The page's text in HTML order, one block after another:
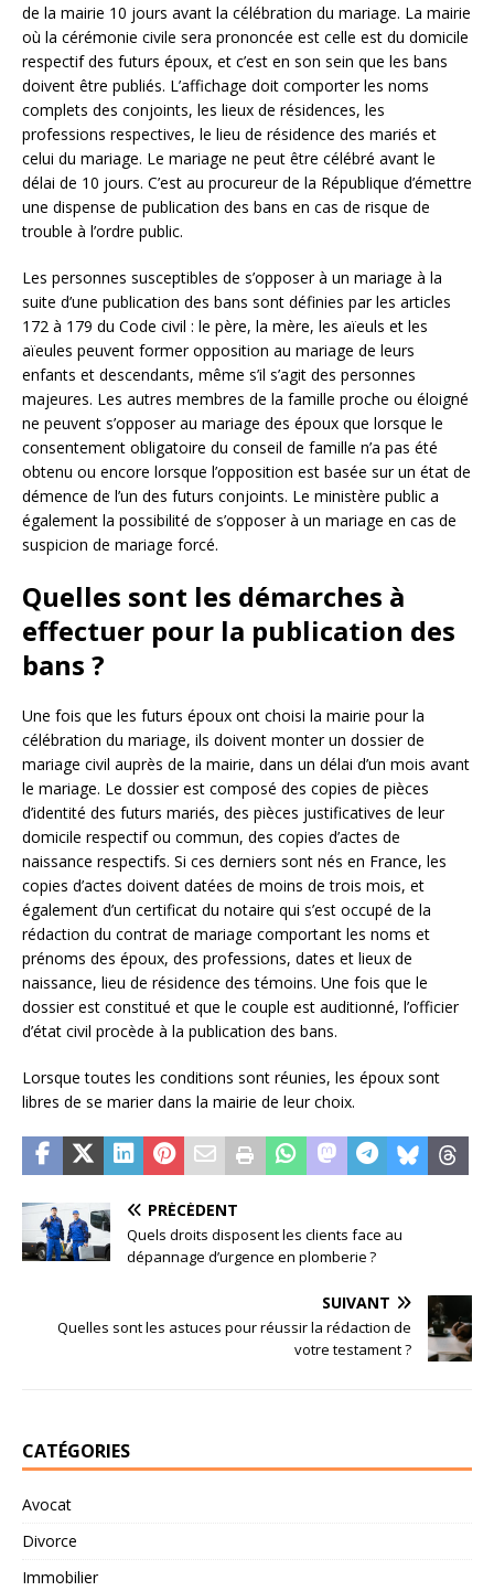
de la mairie 10 jours avant la célébration du mariage. La mairie
où la cérémonie civile sera prononcée est celle est du domicile
respectif des futurs époux, et c’est en son sein que les bans
doivent être publiés. L’affichage doit comporter les noms
complets des conjoints, les lieux de résidences, les
professions respectives, le lieu de résidence des mariés et
celui du mariage. Le mariage ne peut être célébré avant le
délai de 10 jours. C’est au procureur de la République d’émettre
une dispense de publication des bans en cas de risque de
trouble à l’ordre public.
Les personnes susceptibles de s’opposer à un mariage à la
suite d’une publication des bans sont définies par les articles
172 à 179 du Code civil : le père, la mère, les aïeuls et les
aïeules peuvent former opposition au mariage de leurs
enfants et descendants, même s’il s’agit des personnes
majeures. Les autres membres de la famille proche ou éloigné
ne peuvent s’opposer au mariage des époux que lorsque le
consentement obligatoire du conseil de famille n’a pas été
obtenu ou encore lorsque l’opposition est basée sur un état de
démence de l’un des futurs conjoints. Le ministère public a
également la possibilité de s’opposer à un mariage en cas de
suspicion de mariage forcé.
Quelles sont les démarches à
effectuer pour la publication des
bans ?
Une fois que les futurs époux ont choisi la mairie pour la
célébration du mariage, ils doivent monter un dossier de
mariage civil auprès de la mairie, dans un délai d’un mois avant
le mariage. Le dossier est composé des copies de pièces
d’identité des futurs mariés, des pièces justificatives de leur
domicile respectif ou commun, des copies d’actes de
naissance respectifs. Si ces derniers sont nés en France, les
copies d’actes doivent datées de moins de trois mois, et
également d’un certificat du notaire qui s’est occupé de la
rédaction du contrat de mariage comportant les noms et
prénoms des époux, des professions, dates et lieux de
naissance, lieu de résidence des témoins. Une fois que le
dossier est constitué et que le couple est auditionné, l’officier
d’état civil procède à la publication des bans.
Lorsque toutes les conditions sont réunies, les époux sont
libres de se marier dans la mairie de leur choix.
PRÉCÉDENT
Quels droits disposent les clients face au
dépannage d’urgence en plomberie ?
SUIVANT
Quelles sont les astuces pour réussir la rédaction de
votre testament ?
CATÉGORIES
Avocat
Divorce
Immobilier